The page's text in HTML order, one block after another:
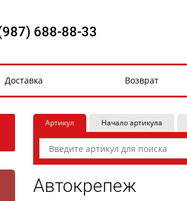
688-88-33
Доставка Возврат
Артикул Начало артикула
Автокрепеж